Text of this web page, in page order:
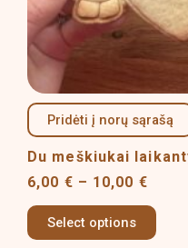
Pridėti į norų sąrašą
Du meškiukai
6,00 € – 10,00 €
Select options
page